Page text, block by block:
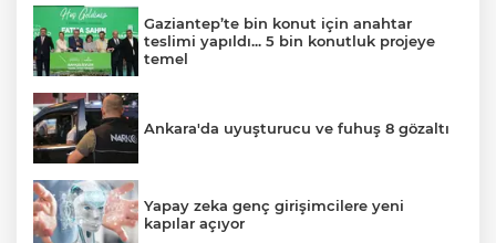
Gaziantep’te bin konut için anahtar
teslimi yapıldı... 5 bin konutluk projeye
temel
Ankara'da uyuşturucu ve fuhuş 8 gözaltı
Yapay zeka genç girişimcilere yeni
kapılar açıyor